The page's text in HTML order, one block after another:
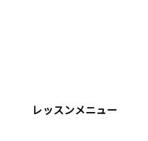
レッスンメニュー